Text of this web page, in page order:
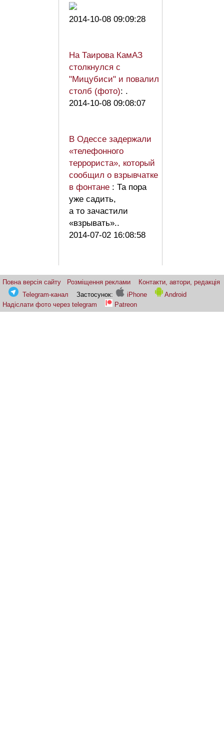
2014-10-08 09:09:28
На Таирова КамАЗ
столкнулся с
"Мицубиси" и повалил
столб (фото): .
2014-10-08 09:08:07
В Одессе задержали
«телефонного
террориста», который
сообщил о взрывчатке
в фонтане : Та пора
уже садить,
а то зачастили
«взрывать»..
2014-07-02 16:08:58
Повна версія сайту Розміщення реклами
Контакти, автори, редакція
Telegram-канал
Застосунок: iPhone
Android
Надіслати фото через telegram
Patreon